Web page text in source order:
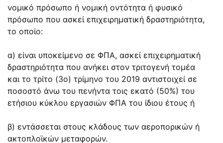
νομικό πρόσωπο ή νομική οντότητα ή φυσικό
πρόσωπο που ασκεί επιχειρηματική δραστηριότητα,
το οποίο:
α) είναι υποκείμενο σε ΦΠΑ, ασκεί επιχειρηματική
δραστηριότητα που ανήκει στον τριτογενή τομέα
και το τρίτο (3ο) τρίμηνο του 2019 αντιστοιχεί σε
ποσοστό άνω του πενήντα τοις εκατό (50%) του
ετήσιου κύκλου εργασιών ΦΠΑ του ίδιου έτους ή
β) εντάσσεται στους κλάδους των αεροπορικών ή
ακτοπλοϊκών μεταφορών.